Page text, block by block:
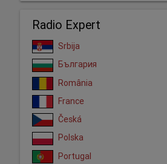
Radio Expert
Srbija
България
România
France
Česká
Polska
Portugal